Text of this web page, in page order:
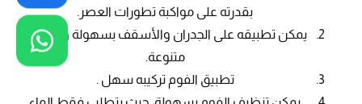
بقدرته على مواكبة تطورات العصر.
يمكن تطبيقه على الجدران والأسقف بسهولة وبأشكال
متنوعة.
تطبيق الفوم تركيبه سهل .